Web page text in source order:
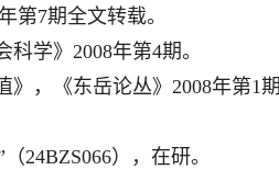
第7期全文转载。
学》2008年第4期。
，《东岳论丛》2008年第1期
24BZS066），在研。